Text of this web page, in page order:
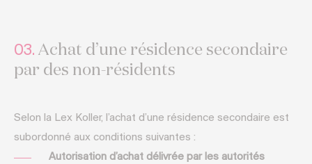
03. Achat d’une résidence secondaire
par des non-résidents
Selon la Lex Koller, l’achat d’une résidence secondaire est
subordonné aux conditions suivantes :
Autorisation d’achat délivrée par les autorités